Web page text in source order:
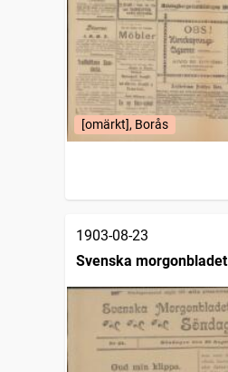
[omärkt], Borås
1903-08-23
Svenska morgonbladet